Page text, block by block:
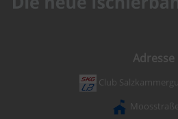
Adresse
Club